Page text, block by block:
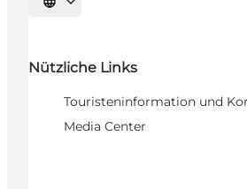
Sprache auswählen
Nützliche Links
Touristeninformation und
Media Center